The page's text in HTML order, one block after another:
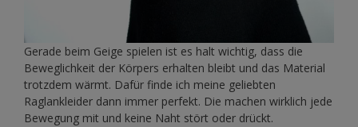
Gerade beim Geige spielen ist es halt wichtig, dass die
Beweglichkeit der Körpers erhalten bleibt und das Material
trotzdem wärmt. Dafür finde ich meine geliebten
Raglankleider dann immer perfekt. Die machen wirklich jede
Bewegung mit und keine Naht stört oder drückt.